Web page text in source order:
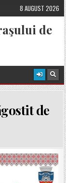
8 AUGUST 2026
de
de